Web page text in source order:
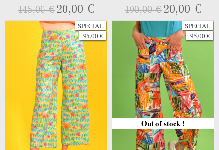
145,00 €20,00 € 190,00 €20,00 €
SPECIAL
-95,00 €
SPECIAL
-95,00 €
Out of stock !